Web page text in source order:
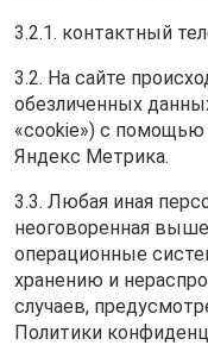
3.2.1. контактный
3.2. На сайте
обезличенных
«cookie») с помощью
Яндекс Метрика.
3.3. Любая иная
неоговоренная
операционные
хранению и
случаев,
Политики